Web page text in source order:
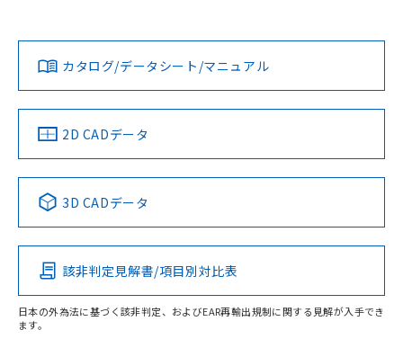
ダウンロードデータをご利用いただく前に、以下を必ずお読
みください。
ソフトウェアの使用条件
対応済み
中国 RoHS 注意事項・凡例
Pb Hg Cd Cr(VI)
O
LR型式承認
（イギリス
船舶規格）
DNV型式承認
（ノルウェー
BV型式承認
（フランス
KR型式
（韓国
No No No No
この製品の規格認証/適合状況ページへ
その他の認証はこちらのページからご検索ください
カタログ/データシート/マニュアル
2D CADデータ
3D CADデータ
該非判定見解書/項目別対比表
日本の外為法に基づく該非判定、およびEAR再輸出規制に関する見解が入手でき
ます。